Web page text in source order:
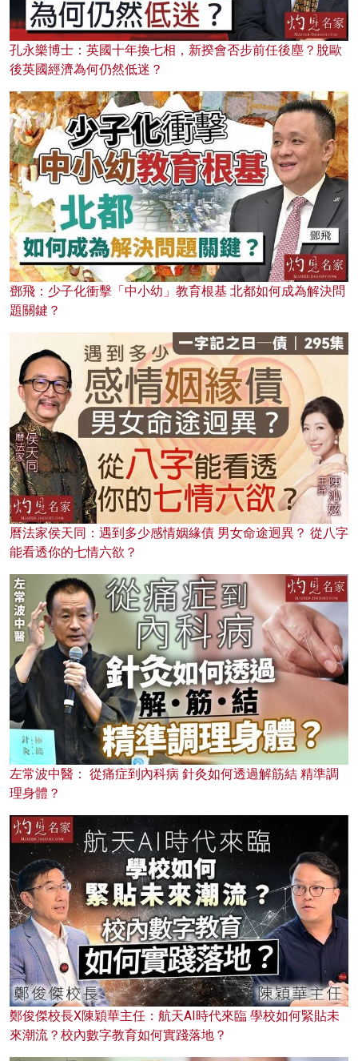
孔永樂博士：英國十年換七相，新揆會否步前任後塵？脫歐
後英國經濟為何仍然低迷？
鄧飛：少子化衝擊「中小幼」教育根基 北都如何成為解決問
題關鍵？
曆法家侯天同：遇到多少感情姻緣債 男女命途迥異？ 從八字
能看透你的七情六欲？
左常波中醫： 從痛症到內科病 針灸如何透過解筋結 精準調
理身體？
鄭俊傑校長X陳穎華主任：航天AI時代來臨 學校如何緊貼未
來潮流？校內數字教育如何實踐落地？